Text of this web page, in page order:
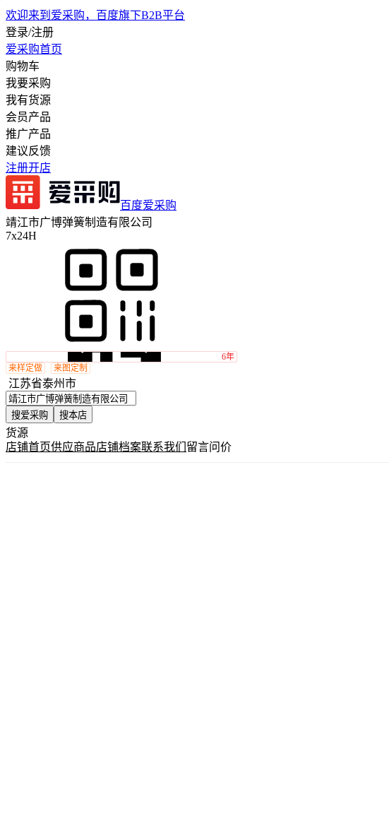
欢迎来到爱采购，百度旗下B2B平台
登录/注册
爱采购首页
购物车
我要采购
我有货源
会员产品
推广产品
建议反馈
注册开店
百度爱采购
靖江市广博弹簧制造有限公司
7x24H
6年
来样定做
来图定制
江苏省泰州市
搜爱采购 搜本店
货源
店铺首页供应商品店铺档案联系我们 留言问价